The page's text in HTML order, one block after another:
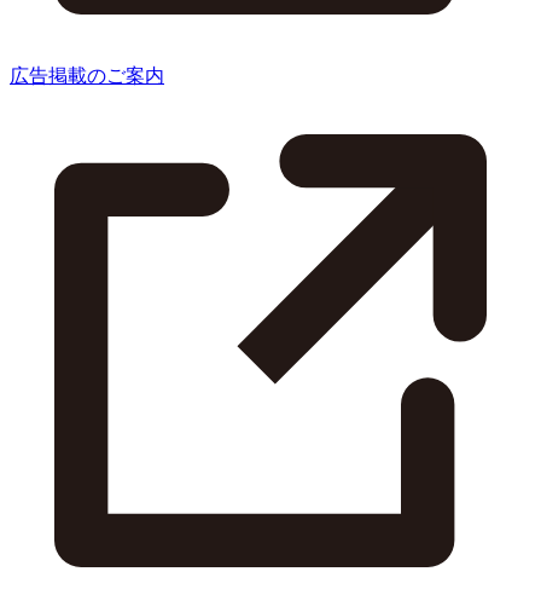
広告掲載のご案内